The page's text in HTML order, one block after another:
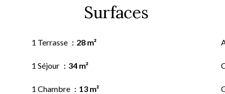
Surfaces
1 Terrasse 28 m²
1 Séjour 34 m²
1 Chambre 13 m²